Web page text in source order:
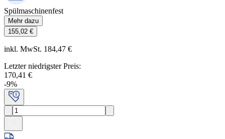
Spülmaschinenfest
Mehr dazu
155,02 €
inkl. MwSt. 184,47 €
Letzter niedrigster Preis:
170,41 €
-9%